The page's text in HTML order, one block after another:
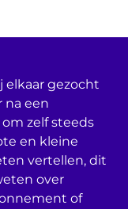
elkaar gezocht
na een
zelf steeds
en kleine
vertellen, dit
over
of